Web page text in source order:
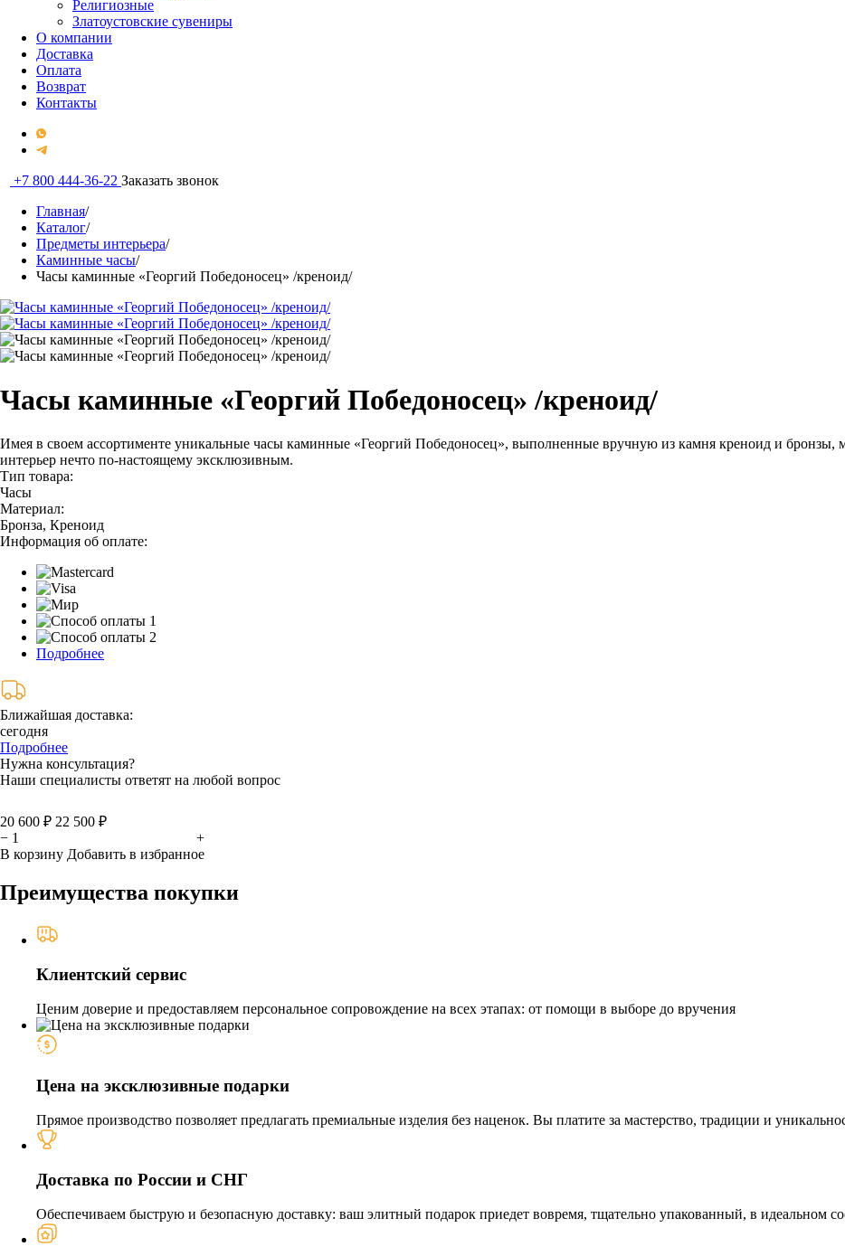
Религиозные
Златоустовские сувениры
О компании
Доставка
Оплата
Возврат
Контакты
+7 800 444-36-22 Заказать звонок
Главная/
Каталог/
Предметы интерьера/
Каминные часы/
Часы каминные «Георгий Победоносец» /креноид/
Часы каминные «Георгий Победоносец» /креноид/
Имея в своем ассортименте уникальные часы каминные «Георгий Победоносец», выполненные вручную из камня креноид и бронзы,
интерьер нечто по-настоящему эксклюзивным.
Тип товара:
Часы
Материал:
Бронза, Креноид
Информация об оплате:
Подробнее
Ближайшая доставка:
сегодня
Подробнее
Нужна консультация?
Наши специалисты ответят на любой вопрос
20 600 ₽ 22 500 ₽
−
+
В корзину Добавить в избранное
Преимущества покупки
Клиентский сервис
Ценим доверие и предоставляем персональное сопровождение на всех этапах: от помощи в выборе до вручения
Цена на эксклюзивные подарки
Прямое производство позволяет предлагать премиальные изделия без наценок. Вы платите за мастерство, традиции и
Доставка по России и СНГ
Обеспечиваем быструю и безопасную доставку: ваш элитный подарок приедет вовремя, тщательно упакованный, в идеальном